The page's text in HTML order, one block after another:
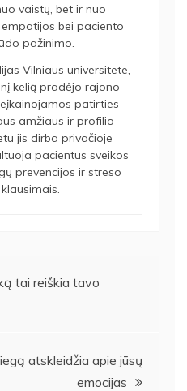
vaistų, bet ir nuo
bei paciento
pažinimo.
Vilniaus universitete,
kelią pradėjo rajono
patirties
amžiaus ir profilio
jis dirba privačioje
pacientus sveikos
prevencijos ir streso
tai reiškia tavo
atskleidžia apie jūsų
emocijas